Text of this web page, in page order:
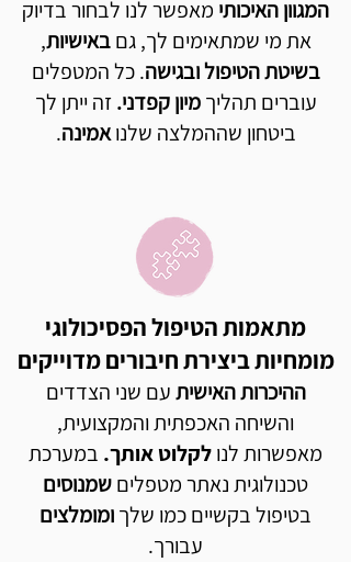
המגוון האיכותי מאפשר לנו לבחור בדיוק
את מי שמתאימים לך, גםבאישיות,
בשיטת הטיפול ובגישה. כל המטפלים
עוברים תהליךמיון קפדני.זה ייתן לך
ביטחון שההמלצה שלנואמינה.
מתאמות הטיפול הפסיכולוגי
מומחיות ביצירת חיבורים מדוייקים
ההיכרות האישיתעם שני הצדדים
והשיחה האכפתית והמקצועית,
מאפשרות לנולקלוט אותך. במערכת
טכנולוגית נאתר מטפליםשמנוסים
בטיפול בקשיים כמו שלךומומלצים
עבורך.